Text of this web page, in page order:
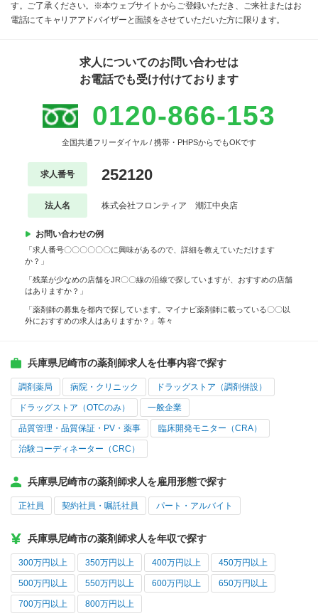
す。ご了承ください。※本ウェブサイトからご登録いただき、ご来社またはお
電話にてキャリアアドバイザーと面談をさせていただいた方に限ります。
求人についてのお問い合わせは
お電話でも受け付けております
0120-866-153
全国共通フリーダイヤル / 携帯・PHPSからでもOKです
求人番号 252120
法人名 株式会社フロンティア 潮江中央店
お問い合わせの例
「求人番号〇〇〇〇〇〇に興味があるので、詳細を教えていただけます
か？」
「残業が少なめの店舗をJR〇〇線の沿線で探していますが、おすすめの店舗
はありますか？」
「薬剤師の募集を都内で探しています。マイナビ薬剤師に載っている〇〇以
外におすすめの求人はありますか？」等々
兵庫県尼崎市の薬剤師求人を仕事内容で探す
調剤薬局 病院・クリニック ドラッグストア（調剤併設）
ドラッグストア（OTCのみ） 一般企業
品質管理・品質保証・PV・薬事 臨床開発モニター（CRA）
治験コーディネーター（CRC）
兵庫県尼崎市の薬剤師求人を雇用形態で探す
正社員 契約社員・嘱託社員 パート・アルバイト
兵庫県尼崎市の薬剤師求人を年収で探す
300万円以上 350万円以上 400万円以上 450万円以上
500万円以上 550万円以上 600万円以上 650万円以上
700万円以上 800万円以上